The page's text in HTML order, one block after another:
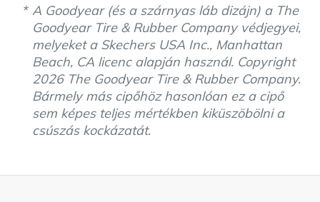
A Goodyear (és a szárnyas láb dizájn) a The
Goodyear Tire & Rubber Company védjegyei,
melyeket a Skechers USA Inc., Manhattan
Beach, CA licenc alapján használ. Copyright
2026 The Goodyear Tire & Rubber Company.
Bármely más cipőhöz hasonlóan ez a cipő
sem képes teljes mértékben kiküszöbölni a
csúszás kockázatát.